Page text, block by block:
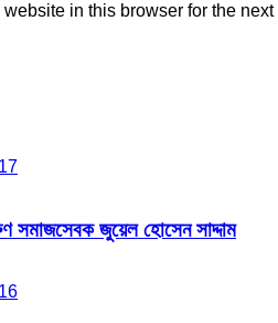
in this browser for the next
সমাজসেবক জুয়েল হোসেন সাদ্দাম